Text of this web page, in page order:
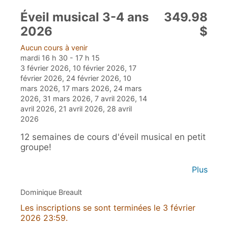
Éveil musical 3-4 ans
2026
Aucun cours à venir
mardi 16 h 30 - 17 h 15
3 février 2026, 10 février 2026, 17
février 2026, 24 février 2026, 10
mars 2026, 17 mars 2026, 24 mars
2026, 31 mars 2026, 7 avril 2026, 14
avril 2026, 21 avril 2026, 28 avril
2026
349.98
$
12 semaines de cours d'éveil musical en petit
groupe!
- Initiation au solfège
- Chansons
- Danse et mouvements en rythme
- Jeux de reconnaissance auditive
Plus
Dominique Breault
Les inscriptions se sont terminées le 3 février
2026 23:59.